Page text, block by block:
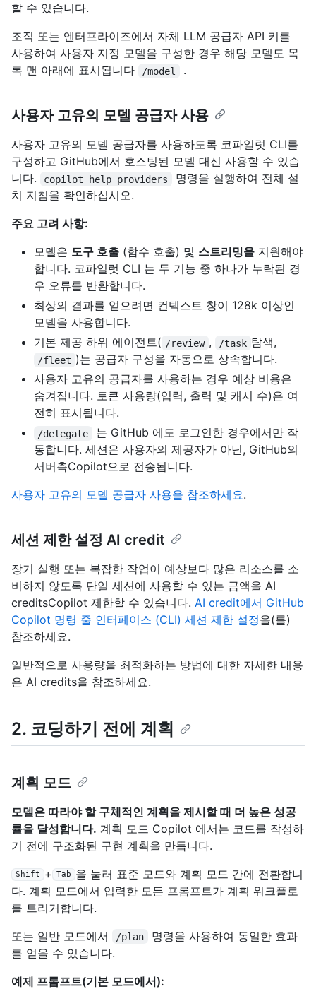
할 수 있습니다.
조직 또는 엔터프라이즈에서 자체 LLM 공급자 API 키를
사용하여 사용자 지정 모델을 구성한 경우 해당 모델도 목
록 맨 아래에 표시됩니다
/model .
사용자 고유의 모델 공급자 사용
사용자 고유의 모델 공급자를 사용하도록 코파일럿 CLI를
구성하고 GitHub에서 호스팅된 모델 대신 사용할 수 있습
니다.
copilot help providers
명령을 실행하여 전체 설
치 지침을 확인하십시오.
주요 고려 사항:
모델은 도구 호출 (함수 호출) 및 스트리밍을 지원해야
합니다. 코파일럿 CLI 는 두 기능 중 하나가 누락된 경
우 오류를 반환합니다.
최상의 결과를 얻으려면 컨텍스트 창이 128k 이상인
모델을 사용합니다.
기본 제공 하위 에이전트( /review , /task 탐색,
/fleet )는 공급자 구성을 자동으로 상속합니다.
사용자 고유의 공급자를 사용하는 경우 예상 비용은
숨겨집니다. 토큰 사용량(입력, 출력 및 캐시 수)은 여
전히 표시됩니다.
/delegate
는 GitHub 에도 로그인한 경우에서만 작
동합니다. 세션은 사용자의 제공자가 아닌, GitHub의
서버측Copilot으로 전송됩니다.
사용자 고유의 모델 공급자 사용을 참조하세요.
세션 제한 설정 AI credit
장기 실행 또는 복잡한 작업이 예상보다 많은 리소스를 소
비하지 않도록 단일 세션에 사용할 수 있는 금액을 AI
creditsCopilot 제한할 수 있습니다. AI credit에서 GitHub
Copilot 명령 줄 인터페이스 (CLI) 세션 제한 설정을(를)
참조하세요.
일반적으로 사용량을 최적화하는 방법에 대한 자세한 내용
은 AI credits을 참조하세요.
2. 코딩하기 전에 계획
계획 모드
모델은 따라야 할 구체적인 계획을 제시할 때 더 높은 성공
률을 달성합니다. 계획 모드 Copilot 에서는 코드를 작성하
기 전에 구조화된 구현 계획을 만듭니다.
Shift + Tab
을 눌러 표준 모드와 계획 모드 간에 전환합니
다. 계획 모드에서 입력한 모든 프롬프트가 계획 워크플로
를 트리거합니다.
또는 일반 모드에서
/plan
명령을 사용하여 동일한 효과
를 얻을 수 있습니다.
예제 프롬프트(기본 모드에서):